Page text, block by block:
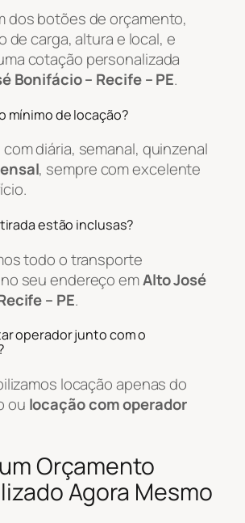
dos botões de orçamento,
de carga, altura e local, e
cotação personalizada
Bonifácio – Recife – PE.
mínimo de locação?
diária, semanal, quinzenal
, sempre com excelente
estão inclusas?
todo o transporte
seu endereço emAlto José
– PE.
operador junto com o
locação apenas do
ou locação com operador
Orçamento
Agora Mesmo